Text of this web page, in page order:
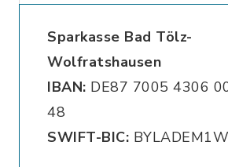
Sparkasse Bad Tölz-
Wolfratshausen
IBAN: DE87 7005 4306
48
SWIFT-BIC: